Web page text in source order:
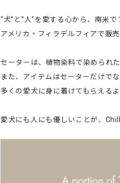
“犬”と”人”を愛する心から、南米
アメリカ・フィラデルフィアで販
セーターは、植物染料で染められ
また、アイテムはセーターだけで
多くの愛犬に身に着けてもらえる
愛犬にも人にも優しいことが、